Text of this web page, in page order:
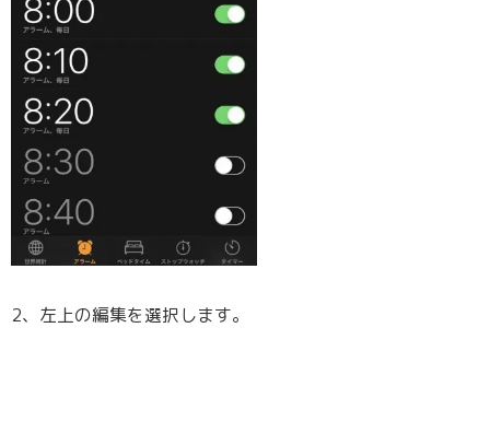
2、左上の編集を選択します。